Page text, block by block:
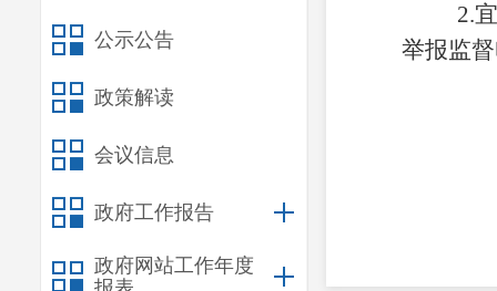
公示公告
政策解读
会议信息
政府工作报告
政府网站工作年度
2.
举报监